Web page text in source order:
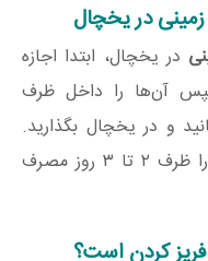
در یخچال
در یخچال، ابتدا اجازه
آن‌ها را داخل ظرف
و در یخچال بگذارید.
بهتر است کوکو قارچ و سیب زمینی را ظرف ۲ تا ۳ روز مصرف
کردن است؟